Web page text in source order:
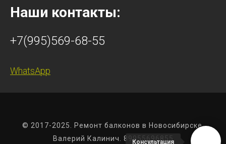
Консультация
Наши контакты:
+7(995)569-68-55
WhatsApp
© 2017-2025. Ремонт балконов в Новосибирске.
Валерий Калинич. 89955696855